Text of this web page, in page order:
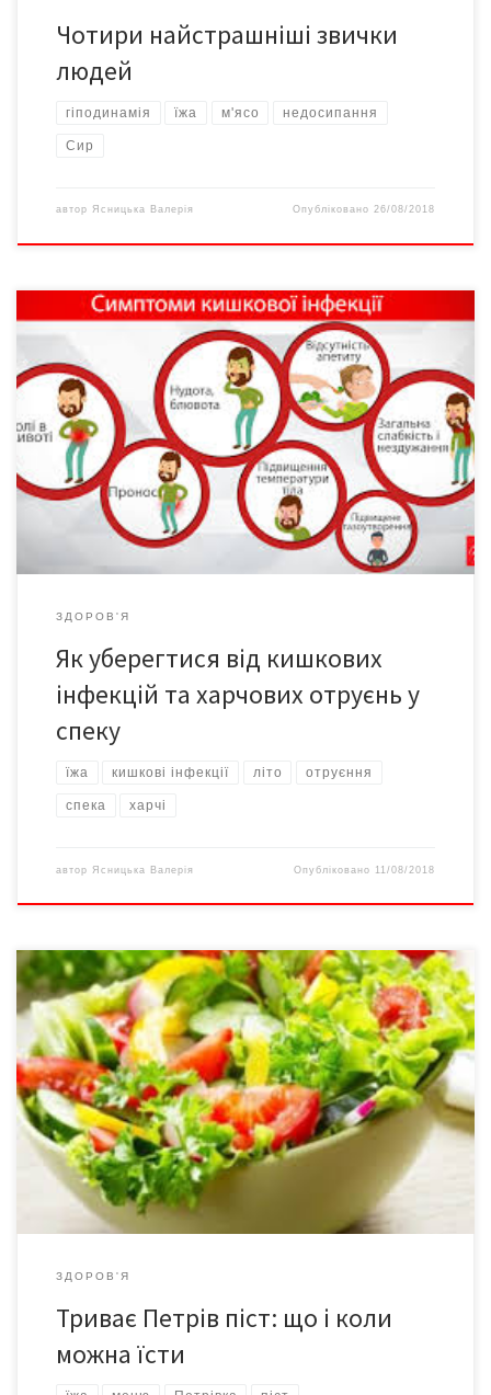
Чотири найстрашніші звички
людей
гіподинамія їжа м'ясо недосипання
Сир
автор Ясницька Валерія Опубліковано26/08/2018
Гострі кишкові інфекції – серед найпоширеніших інфекційних
захворювань, що загрожують серйозними ускладненнями,
особливо в дітей. Збудники їх потрапляють до організму
людини із зараженою їжею чи водою, через брудні руки і
предмети побуту й під час купання у забруднених водоймах.
Найбільша небезпека таїться в сирому м’ясі, яйцях,
непастеризованому молоці, морепродуктах, немитих фруктах
[…]
ЗДОРОВ'Я
Як уберегтися від кишкових
інфекцій та харчових отруєнь у
спеку
їжа кишкові інфекції літо отруєння
спека харчі
автор Ясницька Валерія Опубліковано 11/08/2018
Петрів піст 2018 один із чотирьох багатоденних постів. Він
триватиме з 4 червня і до 11 липня включно. Ми зібрали
календар харчування по днях, що можна, а що не можна їсти у
Петрів піст. Петрів піст 2018: дата Петрів піст встановлений
на честь святих апостолів Петра і Павла. Петровський або […]
ЗДОРОВ'Я
Триває Петрів піст: що і коли
можна їсти